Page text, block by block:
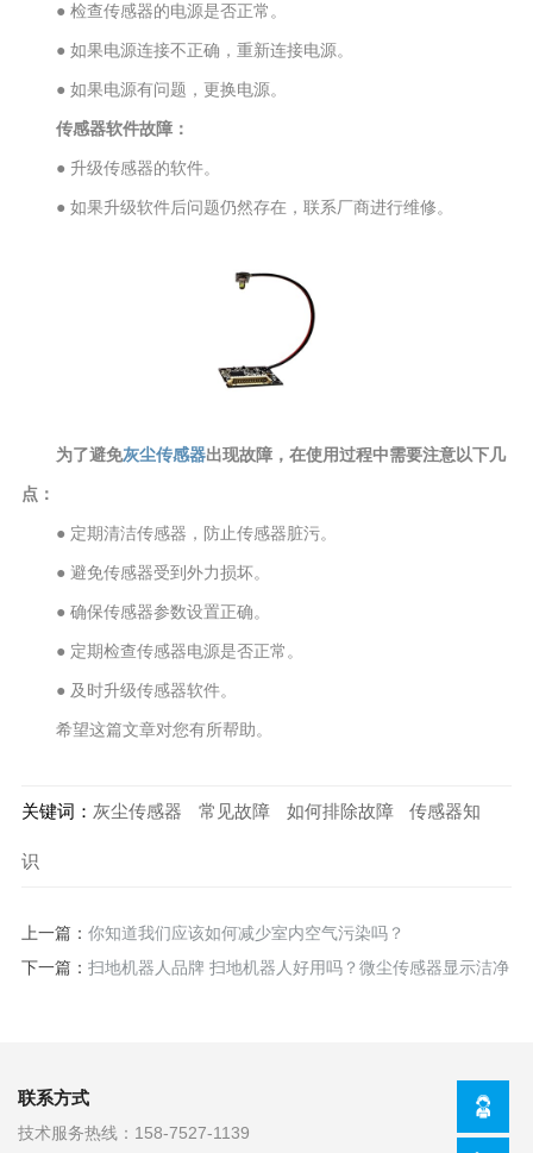
● 检查传感器的电源是否正常。
● 如果电源连接不正确，重新连接电源。
● 如果电源有问题，更换电源。
传感器软件故障：
● 升级传感器的软件。
● 如果升级软件后问题仍然存在，联系厂商进行维修。
为了避免灰尘传感器出现故障，在使用过程中需要注意以下几
点：
● 定期清洁传感器，防止传感器脏污。
● 避免传感器受到外力损坏。
● 确保传感器参数设置正确。
● 定期检查传感器电源是否正常。
● 及时升级传感器软件。
希望这篇文章对您有所帮助。
关键词： 灰尘传感器 常见故障 如何排除故障 传感器知
识
上一篇： 你知道我们应该如何减少室内空气污染吗？
下一篇： 扫地机器人品牌 扫地机器人好用吗？微尘传感器显示洁净
联系方式
技术服务热线： 158-7527-1139